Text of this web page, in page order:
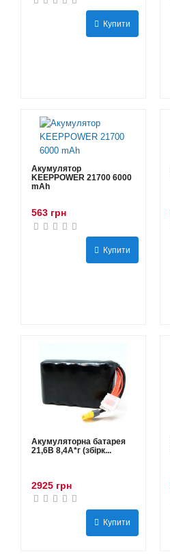
Купити
Акумулятор
KEEPPOWER 21700 6000
mAh
563 грн
Купити
Акумуляторна батарея
21,6В 8,4A*г (збірк...
2925 грн
Купити